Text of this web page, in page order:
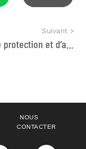
Suivant >
NOUS
CONTACTER